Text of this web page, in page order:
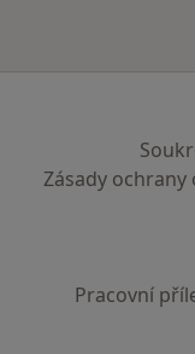
Zásady
Pracovní